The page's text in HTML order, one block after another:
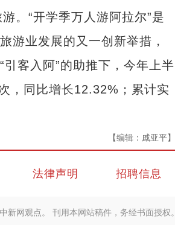
。“开学季万人游阿拉尔”是
游业发展的又一创新举措，
客入阿”的助推下，今年上半
，同比增长12.32%；累计实
【编辑：戚亚平】
法律声明 招聘信息
新网观点。 刊用本网站稿件，务经书面授权。